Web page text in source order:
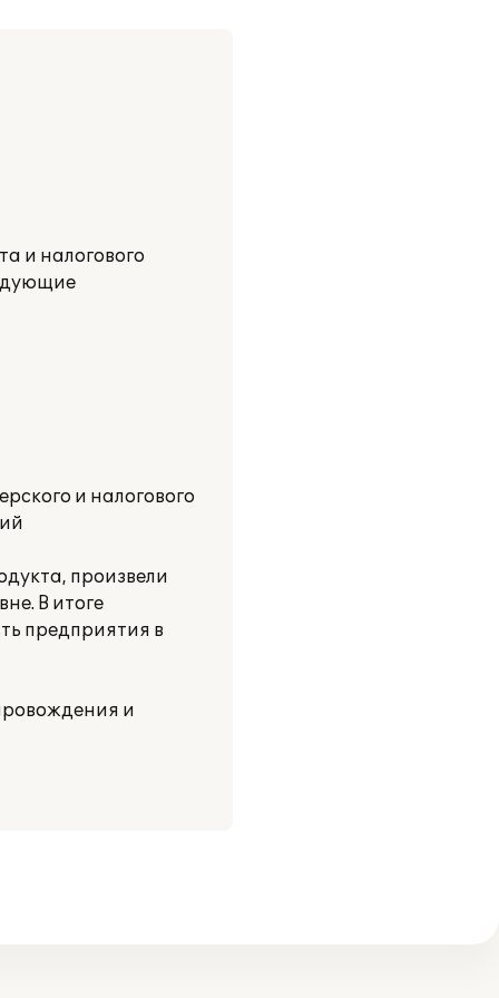
и налогового
и налогового
произвели
В итоге
предприятия в
и